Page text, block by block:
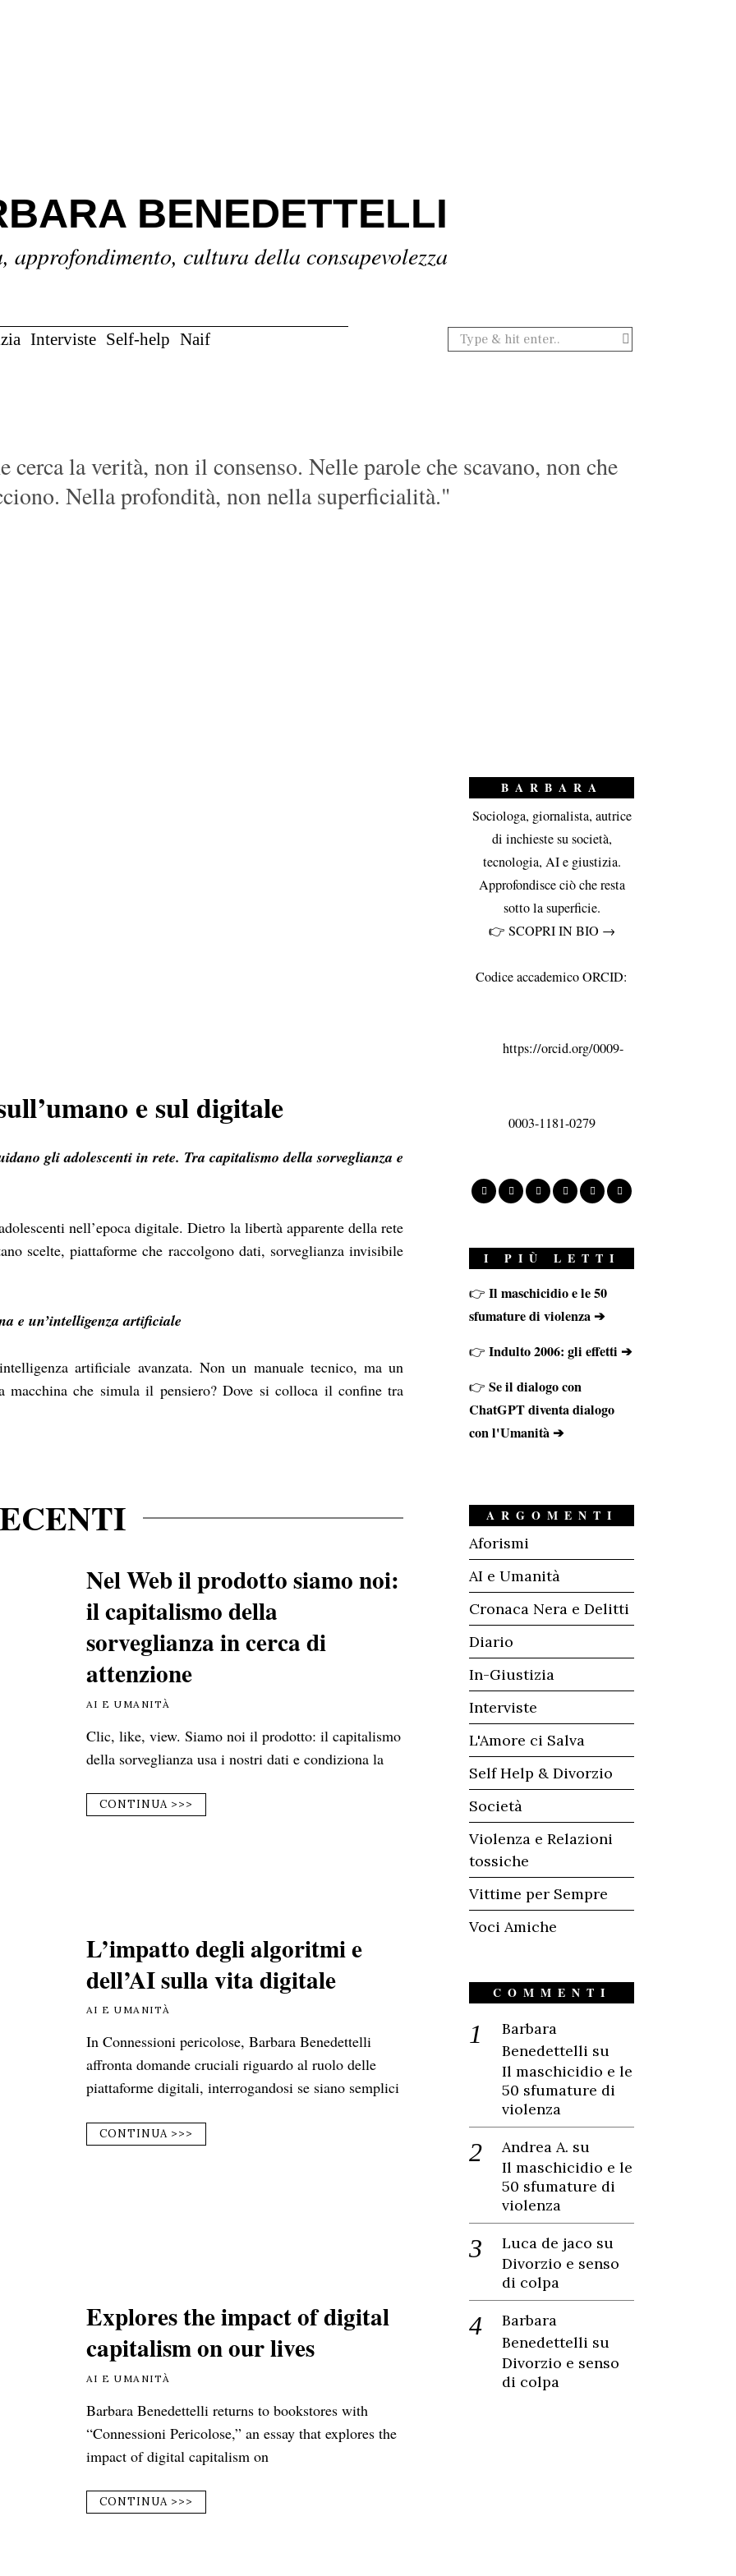
BENEDETTELLI
approfondimento, cultura della consapevolezza
Interviste Self-help Naif
la verità, non il consenso. Nelle parole che scavano, non che
Nella profondità, non nella superficialità."
e sul digitale
gli adolescenti in rete. Tra capitalismo della sorveglianza e
nell’epoca digitale. Dietro la libertà apparente della rete
scelte, piattaforme che raccolgono dati, sorveglianza invisibile
e un’intelligenza artificiale
artificiale avanzata. Non un manuale tecnico, ma un
che simula il pensiero? Dove si colloca il confine tra
Nel Web il prodotto siamo noi:
il capitalismo della
sorveglianza in cerca di
attenzione
AI E UMANITÀ
Clic, like, view. Siamo noi il prodotto: il capitalismo
della sorveglianza usa i nostri dati e condiziona la
CONTINUA >>>
L’impatto degli algoritmi e
dell’AI sulla vita digitale
AI E UMANITÀ
In Connessioni pericolose, Barbara Benedettelli
affronta domande cruciali riguardo al ruolo delle
piattaforme digitali, interrogandosi se siano semplici
CONTINUA >>>
Explores the impact of digital
capitalism on our lives
AI E UMANITÀ
Barbara Benedettelli returns to bookstores with
“Connessioni Pericolose,” an essay that explores the
impact of digital capitalism on
CONTINUA >>>
BARBARA
Sociologa, giornalista, autrice
di inchieste su società,
tecnologia, AI e giustizia.
Approfondisce ciò che resta
sotto la superficie.
👉 SCOPRI IN BIO →
Codice accademico ORCID:
https://orcid.org/0009-
0003-1181-0279
I PIÙ LETTI
👉Il maschicidio e le 50
sfumature di violenza ➔
👉Indulto 2006: gli effetti ➔
👉Se il dialogo con
ChatGPT diventa dialogo
con l'Umanità ➔
ARGOMENTI
Aforismi
AI e Umanità
Cronaca Nera e Delitti
Diario
In-Giustizia
Interviste
L'Amore ci Salva
Self Help & Divorzio
Società
Violenza e Relazioni
tossiche
Vittime per Sempre
Voci Amiche
COMMENTI
Barbara
Benedettelli su
Il maschicidio e le
50 sfumature di
violenza
Andrea A. su
Il maschicidio e le
50 sfumature di
violenza
Luca de jaco su
Divorzio e senso
di colpa
Barbara
Benedettelli su
Divorzio e senso
di colpa